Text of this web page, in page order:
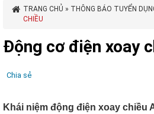
TRANG CHỦ » THÔNG BÁO TUYỂN
CHIỀU
Động cơ điện xoay
Chia sẻ
Khái niệm động điện xoay chiều